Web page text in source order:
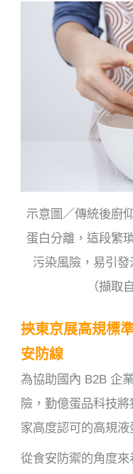
示意圖／傳統後廚
蛋白分離，這段繁
污染風險，易引
（擷取
挾東京展高規標
安防線
為協助國內 B2B 企
險，勤億蛋品科技
家高度認可的高規液
從食安防禦的角度